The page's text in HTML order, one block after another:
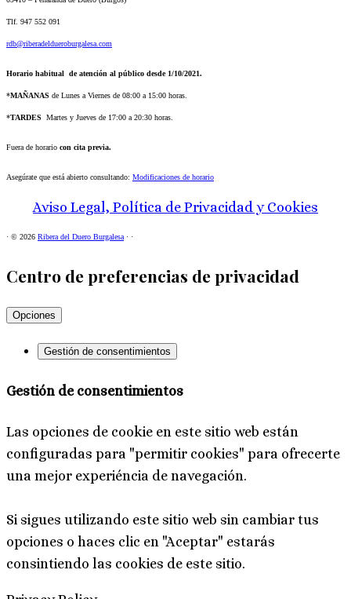
Tlf. 947 552 091
rdb@riberadeldueroburgalesa.com
Horario habitual de atención al público desde 1/10/2021.
*MAÑANAS de Lunes a Viernes de 08:00 a 15:00 horas.
*TARDES Martes y Jueves de 17:00 a 20:30 horas.
Fuera de horario con cita previa.
Asegúrate que está abierto consultando: Modificaciones de horario
Aviso Legal, Política de Privacidad y Cookies
· © 2026 Ribera del Duero Burgalesa · ·
Centro de preferencias de privacidad
Opciones
Gestión de consentimientos
Gestión de consentimientos
Las opciones de cookie en este sitio web están
configuradas para "permitir cookies" para ofrecerte
una mejor experiéncia de navegación.
Si sigues utilizando este sitio web sin cambiar tus
opciones o haces clic en "Aceptar" estarás
consintiendo las cookies de este sitio.